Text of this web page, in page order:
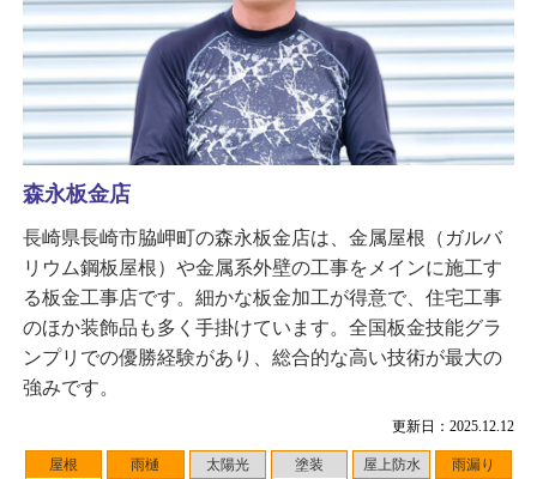
更新日：2025.12.12
屋根 雨樋 太陽光 塗装 屋上防水 雨漏り
森永板金店
長崎県長崎市脇岬町の森永板金店は、金属屋根（ガルバ
リウム鋼板屋根）や金属系外壁の工事をメインに施工す
る板金工事店です。細かな板金加工が得意で、住宅工事
のほか装飾品も多く手掛けています。全国板金技能グラ
ンプリでの優勝経験があり、総合的な高い技術が最大の
強みです。